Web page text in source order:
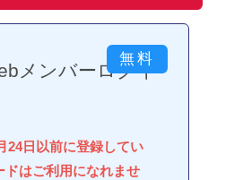
メンバーログイ
24日以前に登録してい
ドはご利用になれませ